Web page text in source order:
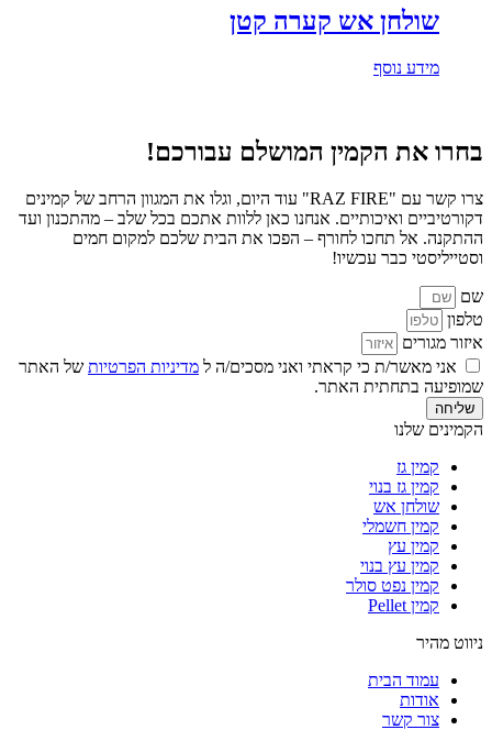
שולחן אש קערה קטן
מידע נוסף
בחרו את הקמין המושלם עבורכם!
צרו קשר עם "RAZ FIRE" עוד היום, וגלו את המגוון הרחב של קמינים
דקורטיביים ואיכותיים. אנחנו כאן ללוות אתכם בכל שלב – מהתכנון ועד
ההתקנה. אל תחכו לחורף – הפכו את הבית שלכם למקום חמים
וסטייליסטי כבר עכשיו!
שם
טלפון
איזור מגורים
אני מאשר/ת כי קראתי ואני מסכים/ה ל מדיניות הפרטיות של האתר
שמופיעה בתחתית האתר.
שליחה
הקמינים שלנו
קמין גז
קמין גז בנוי
שולחן אש
קמין חשמלי
קמין עץ
קמין עץ בנוי
קמין נפט סולר
קמין Pellet
ניווט מהיר
עמוד הבית
אודות
צור קשר